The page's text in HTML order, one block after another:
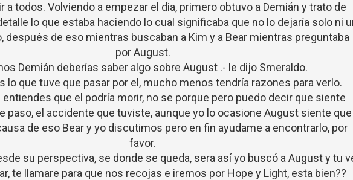
a todos. Volviendo a empezar el dia, primero obtuvo a Demián y trato de
lo que estaba haciendo lo cual significaba que no lo dejaría solo ni
después de eso mientras buscaban a Kim y a Bear mientras preguntaba
por August.
Demián deberías saber algo sobre August .- le dijo Smeraldo.
lo que tuve que pasar por el, mucho menos tendría razones para verlo.
entiendes que el podría morir, no se porque pero puedo decir que siente
paso, el accidente que tuviste, aunque yo lo ocasione August siente que
de eso Bear y yo discutimos pero en fin ayudame a encontrarlo, por
favor.
su perspectiva, se donde se queda, sera así yo buscó a August y tu
te llamare para que nos recojas e iremos por Hope y Light, esta bien??